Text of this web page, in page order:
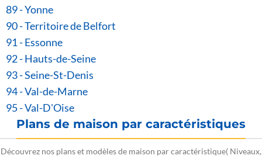
89 - Yonne
90 - Territoire de Belfort
91 - Essonne
92 - Hauts-de-Seine
93 - Seine-St-Denis
94 - Val-de-Marne
95 - Val-D'Oise
Plans de maison par caractéristiques
Découvrez nos plans et modèles de maison par caractéristique( Niveaux,